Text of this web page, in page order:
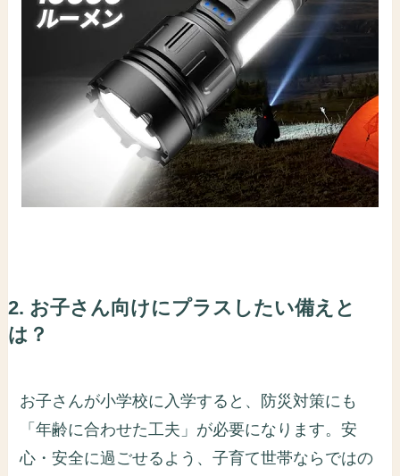
2. お子さん向けにプラスしたい備えと
は？
お子さんが小学校に入学すると、防災対策にも
「年齢に合わせた工夫」が必要になります。安
心・安全に過ごせるよう、子育て世帯ならではの